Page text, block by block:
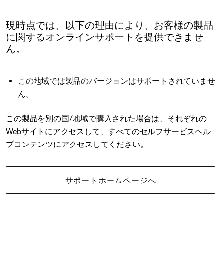
現時点では、以下の理由により、お客様の製品
に関するオンラインサポートを提供できませ
ん。
この地域では製品のバージョンはサポートされていませ
ん。
この製品を別の国/地域で購入された場合は、それぞれの
Webサイトにアクセスして、すべてのセルフサービスヘル
プコンテンツにアクセスしてください。
サポートホームページへ